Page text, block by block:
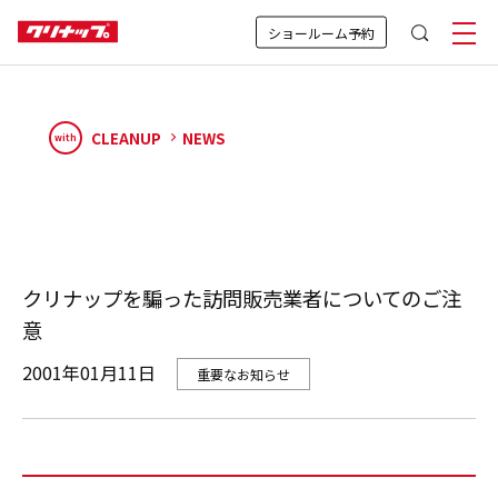
ショールーム予約
with CLEANUP NEWS
クリナップを騙った訪問販売業者についてのご注
意
2001年01月11日 重要なお知らせ